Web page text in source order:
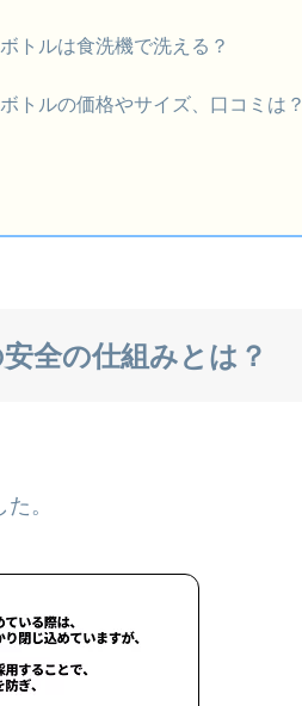
トルは食洗機で洗える？
トルの価格やサイズ、口コミは？
全の仕組みとは？
。